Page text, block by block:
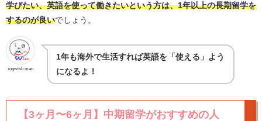
学びたい、英語を使って働きたいという方は、1年以上の長期留学を
するのが良いでしょう。
ingwish man
1年も海外で生活すれば英語を「使える」よう
になるよ！
【3ヶ月〜6ヶ月】中期留学がおすすめの人